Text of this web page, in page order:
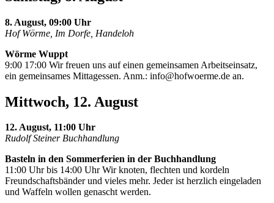
8. August, 09:00 Uhr
Hof Wörme, Im Dorfe, Handeloh
Wörme Wuppt
9:00 17:00 Wir freuen uns auf einen gemeinsamen Arbeitseinsatz,
ein gemeinsames Mittagessen. Anm.: info@hofwoerme.de an.
Mittwoch, 12. August
12. August, 11:00 Uhr
Rudolf Steiner Buchhandlung
Basteln in den Sommerferien in der Buchhandlung
11:00 Uhr bis 14:00 Uhr Wir knoten, flechten und kordeln
Freundschaftsbänder und vieles mehr. Jeder ist herzlich eingeladen
und Waffeln wollen genascht werden.